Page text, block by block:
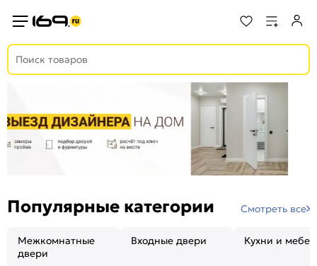
Популярные категории Смотреть все
Межкомнатные
двери
Входные двери Кухни и